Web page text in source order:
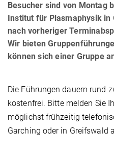
Besucher sind von Montag
Institut für Plasma­physik in
nach vorheriger
Wir bieten
können sich einer Gruppe
Die Führungen dauern rund
kostenfrei. Bitte melden Sie
möglichst frühzeitig
Garching oder in Greifswald